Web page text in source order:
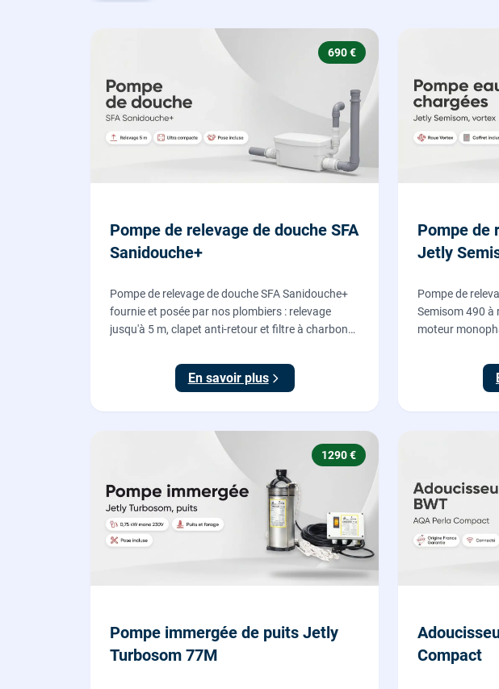
690 €
Pompe de relevage de douche SFA
Sanidouche+
Pompe de relevage de douche SFA Sanidouche+
fournie et posée par nos plombiers : relevage
jusqu'à 5 m, clapet anti-retour et filtre à charbon
sous le niveau d'évacuation.
En savoir plus
Pompe de
Jetly
Pompe de
Semisom 490 à
moteur
sous-sol vers
1290 €
Pompe immergée de puits Jetly
Turbosom 77M
Compact